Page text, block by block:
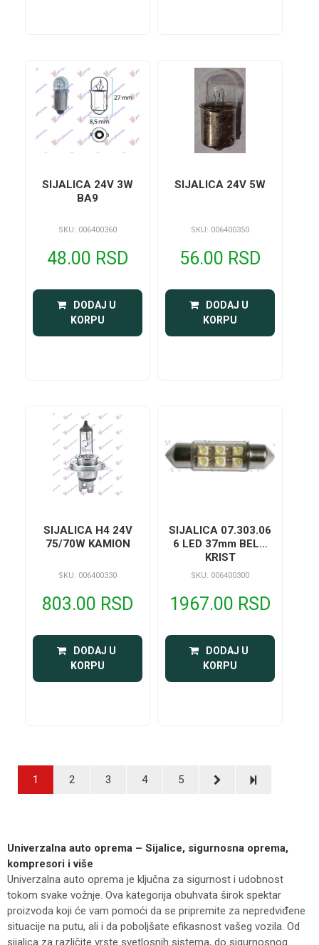
SIJALICA 24V 3W
BA9
SKU: 006400360
48.00 RSD
DODAJ U
KORPU
SIJALICA 24V 5W
SKU: 006400350
56.00 RSD
DODAJ U
KORPU
SIJALICA H4 24V
75/70W KAMION
SKU: 006400330
803.00 RSD
DODAJ U
KORPU
SIJALICA 07.303.06
6 LED 37mm BELA
KRIST
SKU: 006400300
1967.00 RSD
DODAJ U
KORPU
1 2 3 4 5
Univerzalna auto oprema – Sijalice, sigurnosna oprema,
kompresori i više
Univerzalna auto oprema je ključna za sigurnost i udobnost
tokom svake vožnje. Ova kategorija obuhvata širok spektar
proizvoda koji će vam pomoći da se pripremite za nepredviđene
situacije na putu, ali i da poboljšate efikasnost vašeg vozila. Od
sijalica za različite vrste svetlosnih sistema, do sigurnosnog